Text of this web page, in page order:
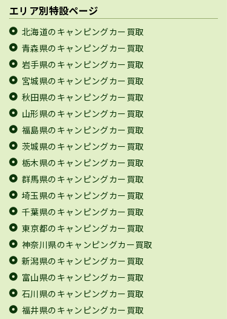
エリア別特設ページ
北海道のキャンピングカー買取
青森県のキャンピングカー買取
岩手県のキャンピングカー買取
宮城県のキャンピングカー買取
秋田県のキャンピングカー買取
山形県のキャンピングカー買取
福島県のキャンピングカー買取
茨城県のキャンピングカー買取
栃木県のキャンピングカー買取
群馬県のキャンピングカー買取
埼玉県のキャンピングカー買取
千葉県のキャンピングカー買取
東京都のキャンピングカー買取
神奈川県のキャンピングカー買取
新潟県のキャンピングカー買取
富山県のキャンピングカー買取
石川県のキャンピングカー買取
福井県のキャンピングカー買取